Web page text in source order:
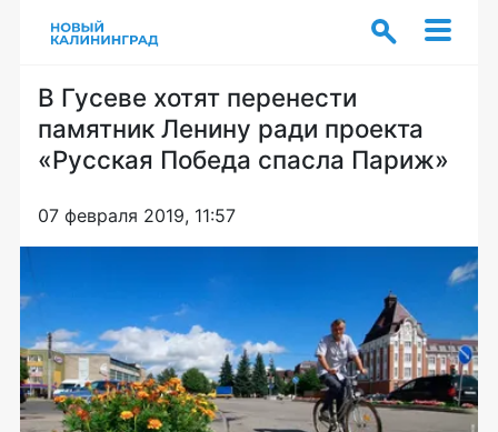
В Гусеве хотят перенести
памятник Ленину ради проекта
«Русская Победа спасла Париж»
07 февраля 2019, 11:57